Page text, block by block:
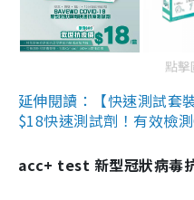
點
延伸閱讀：【快速測試套
$18快速測試劑！有效檢
acc+ test 新型冠狀病毒